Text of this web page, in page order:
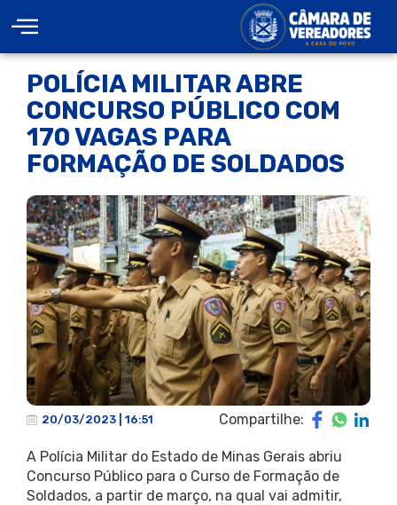
POLÍCIA MILITAR ABRE
CONCURSO PÚBLICO COM
170 VAGAS PARA
FORMAÇÃO DE SOLDADOS
20/03/2023 | 16:51 Compartilhe:
A Polícia Militar do Estado de Minas Gerais abriu
Concurso Público para o Curso de Formação de
Soldados, a partir de março, na qual vai admitir,